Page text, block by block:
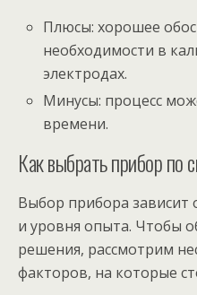
Плюсы: хорошее
необходимости в
электродах.
Минусы: процесс
времени.
Как выбрать прибор по
Выбор прибора
и уровня опыта. Чтобы
решения, рассмотрим
факторов, на которые